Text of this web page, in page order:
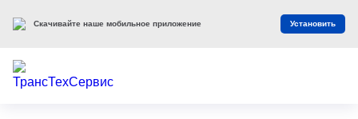
Скачивайте наше мобильное приложение Установить